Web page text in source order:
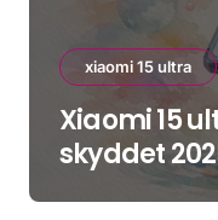
xiaomi 15 ultra
Xiaomi 15
skyddet